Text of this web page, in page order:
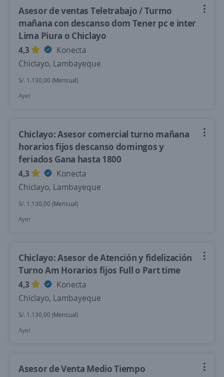
Asesor de ventas Teletrabajo / Turmo
mañana con descanso dom Tener pc e inter
Lima Piura o Chiclayo
4,3
Konecta
Chiclayo, Lambayeque
S/. 1.130,00 (Mensual)
Ayer
Chiclayo: Asesor comercial turno mañana
horarios fijos descanso domingos y
feriados Gana hasta 1800
4,3
Konecta
Chiclayo, Lambayeque
S/. 1.130,00 (Mensual)
Ayer
Chiclayo: Asesor de Atención y fidelización
Turno Am Horarios fijos Full o Part time
4,3
Konecta
Chiclayo, Lambayeque
S/. 1.130,00 (Mensual)
Ayer
Asesor de Venta Medio Tiempo